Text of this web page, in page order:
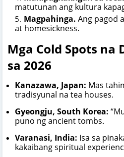
matutunan ang kultura
Magpahinga. Ang pagod
at homesickness.
Mga Cold Spots na
sa 2026
Kanazawa, Japan: Mas
tradisyunal na tea houses.
Gyeongju, South Korea:
puno ng ancient tombs.
Varanasi, India: Isa sa
kakaibang spiritual